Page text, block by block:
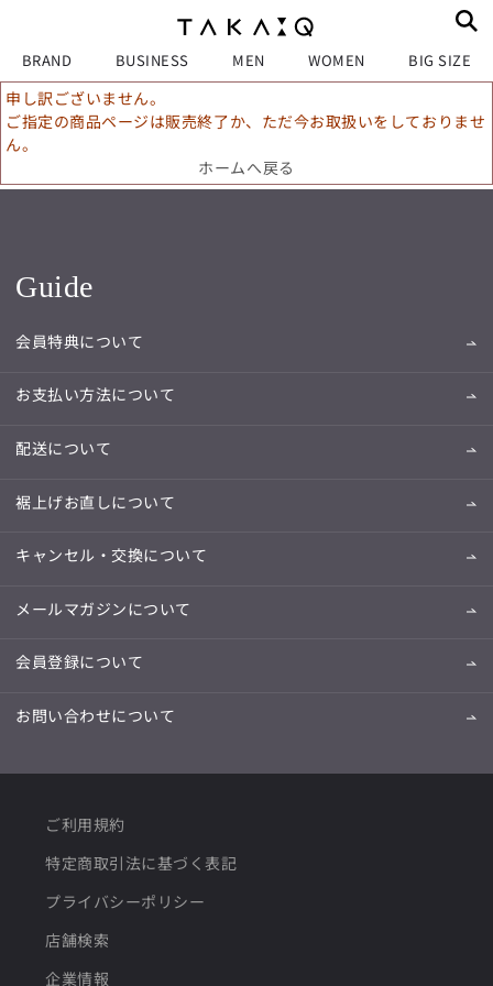
BRAND BUSINESS MEN WOMEN BIG SIZE
申し訳ございません。
ご指定の商品ページは販売終了か、ただ今お取扱いをしておりませ
ん。
ホームへ戻る
Guide
会員特典について
お支払い方法について
配送について
裾上げお直しについて
キャンセル・交換について
メールマガジンについて
会員登録について
お問い合わせについて
ご利用規約
特定商取引法に基づく表記
プライバシーポリシー
店舗検索
企業情報